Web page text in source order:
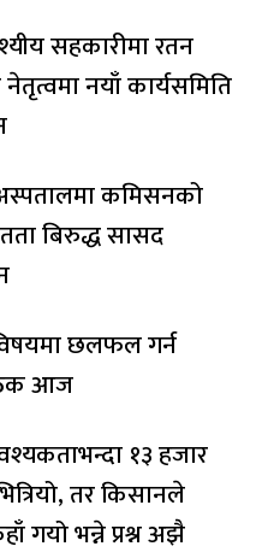
सहकारीमा रतन
नयाँ कार्यसमिति
कमिसनको
बिरुद्ध सासद
छलफल गर्न
आज
१३ हजार
तर किसानले
गयो भन्ने प्रश्न अझै